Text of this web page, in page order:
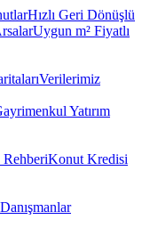
Hızlı Geri Dönüşlü
Uygun m² Fiyatlı
Verilerimiz
Yatırım
Konut Kredisi